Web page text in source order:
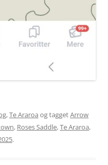
,Te Araroa og taggetArrow
, Roses Saddle,Te Araroa,
.